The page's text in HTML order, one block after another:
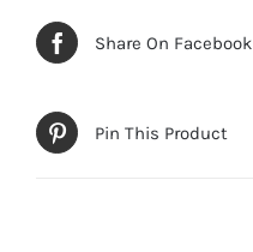
Share On Facebook
Pin This Product